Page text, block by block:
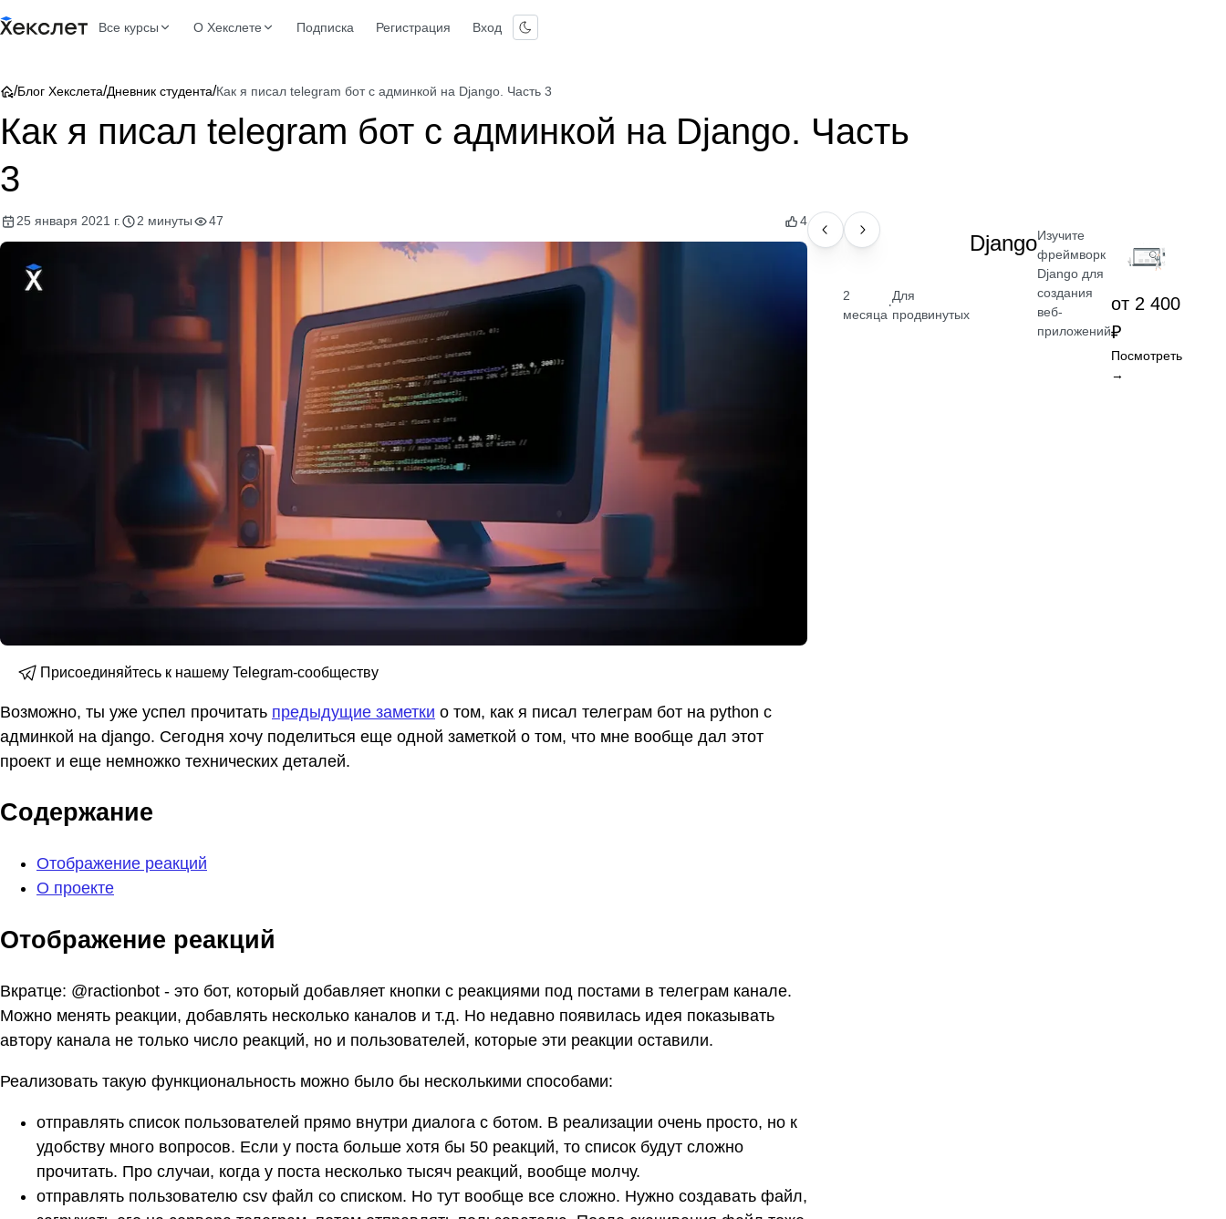
Все курсы О Хекслете Подписка Регистрация Вход
/Блог Хекслета/Дневник студента/Как я писал telegram бот с админкой на Django. Часть 3
Как я писал telegram бот с админкой на Django. Часть
3
25 января 2021 г. 2 минуты 47 4
Присоединяйтесь к нашему Telegram-сообществу
Возможно, ты уже успел прочитать предыдущие заметки о том, как я писал телеграм бот на python с
админкой на django. Сегодня хочу поделиться еще одной заметкой о том, что мне вообще дал этот
проект и еще немножко технических деталей.
Содержание
Отображение реакций
О проекте
Отображение реакций
Вкратце: @ractionbot - это бот, который добавляет кнопки с реакциями под постами в телеграм канале.
Можно менять реакции, добавлять несколько каналов и т.д. Но недавно появилась идея показывать
автору канала не только число реакций, но и пользователей, которые эти реакции оставили.
Реализовать такую функциональность можно было бы несколькими способами:
отправлять список пользователей прямо внутри диалога с ботом. В реализации очень просто, но к
удобству много вопросов. Если у поста больше хотя бы 50 реакций, то список будут сложно
прочитать. Про случаи, когда у поста несколько тысяч реакций, вообще молчу.
отправлять пользователю csv файл со списком. Но тут вообще все сложно. Нужно создавать файл,
НАВЫК
2
месяца
·
Для
продвинутых
DjangoИзучите
фреймворк
Django для
создания
веб-
приложений
от 2 400
₽
Посмотреть
→